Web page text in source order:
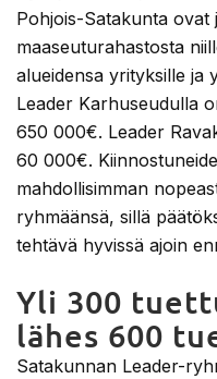
Pohjois-Satakunta ovat
maaseuturahastosta
alueidensa yrityksille ja
Leader Karhuseudulla
650 000€. Leader
60 000€.
mahdollisimman
ryhmäänsä, sillä
tehtävä hyvissä ajoin
Yli 300
lähes 600
Satakunnan Leader-